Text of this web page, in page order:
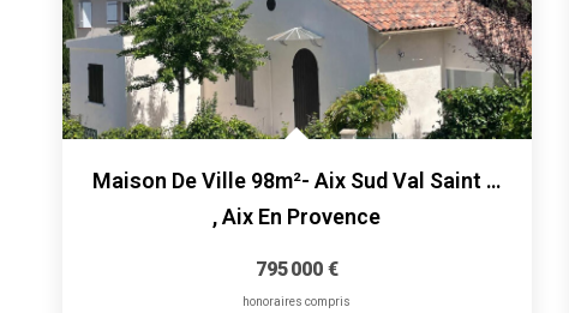
Maison De Ville 98m²- Aix Sud Val Saint André-
,Aix En Provence
795 000 €
honoraires compris